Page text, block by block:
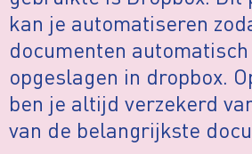
kan je automatiseren
documenten
opgeslagen in dropbox.
ben je altijd verzekerd
van de belangrijkste